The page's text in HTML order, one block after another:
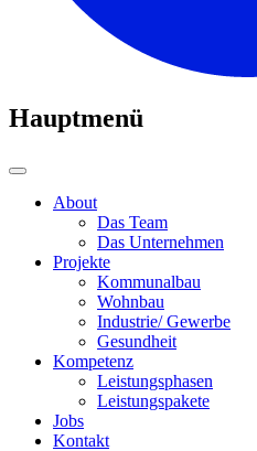
Hauptmenü
About
Das Team
Das Unternehmen
Projekte
Kommunalbau
Wohnbau
Industrie/ Gewerbe
Gesundheit
Kompetenz
Leistungsphasen
Leistungspakete
Jobs
Kontakt